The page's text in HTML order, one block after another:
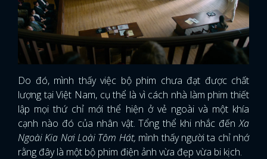
Do đó, mình thấy việc bộ phim chưa đạt được chất
lượng tại Việt Nam, cụ thể là vì cách nhà làm phim thiết
lập mọi thứ chỉ mới thể hiện ở vẻ ngoài và một khía
cạnh nào đó của nhân vật. Tổng thể khi nhắc đếnXa
Ngoài Kia Nơi Loài Tôm Hát, mình thấy người ta chỉ nhớ
rằng đây là một bộ phim điện ảnh vừa đẹp vừa bi kịch.